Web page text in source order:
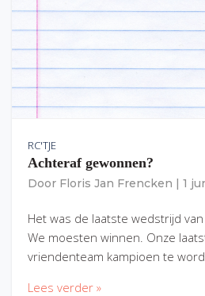
RC'TJE
Achteraf gewonnen?
Door Floris Jan Frencken 1
Het was de laatste wedstrijd
We moesten winnen. Onze
vriendenteam kampioen te
Lees verder »